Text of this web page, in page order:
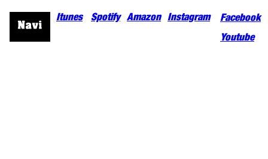
Youtube
Itunes Spotify Amazon Instagram Facebook